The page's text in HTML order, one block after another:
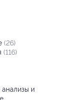
(26)
(116)
и